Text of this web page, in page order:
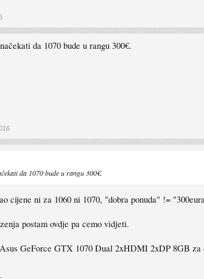
da 1070 bude u rangu 300€.
da 1070 bude u rangu 300€.
cijene ni za 1060 ni 1070, "dobra ponuda" !=
postam ovdje pa cemo vidjeti.
GeForce GTX 1070 Dual 2xHDMI 2xDP 8GB